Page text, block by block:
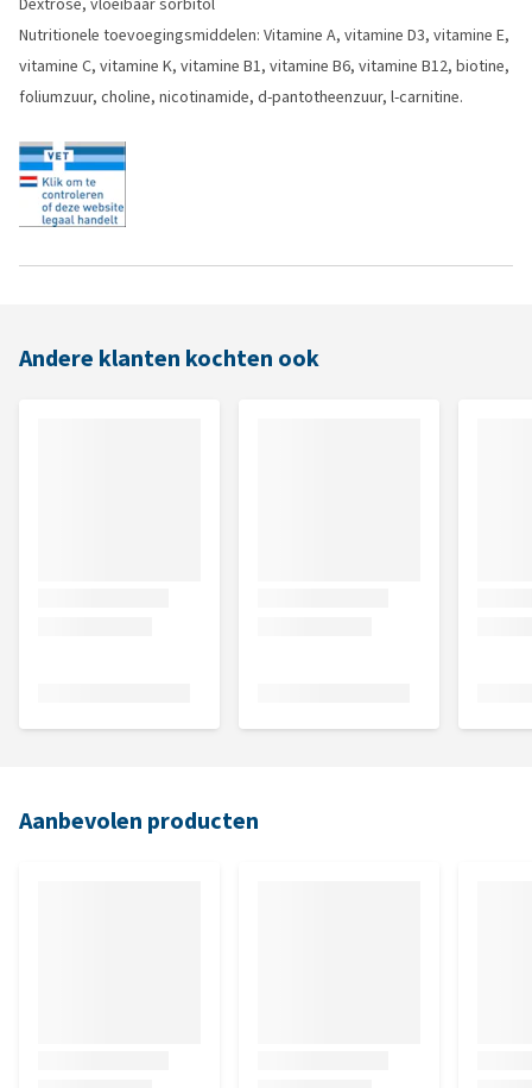
Nutritionele toevoegingsmiddelen: Vitamine A, vitamine D3, vitamine E,
vitamine C, vitamine K, vitamine B1, vitamine B6, vitamine B12, biotine,
foliumzuur, choline, nicotinamide, d-pantotheenzuur, l-carnitine.
Andere klanten kochten ook
Aanbevolen producten